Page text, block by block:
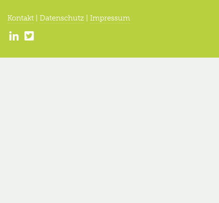
Kontakt Datenschutz Impressum